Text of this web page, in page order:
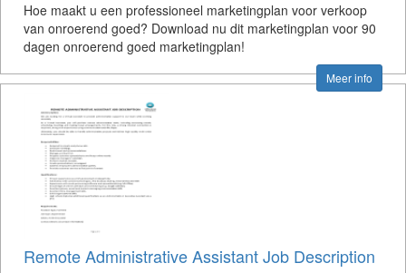
Hoe maakt u een professioneel marketingplan voor verkoop
van onroerend goed? Download nu dit marketingplan voor 90
dagen onroerend goed marketingplan!
Meer info
Remote Administrative Assistant Job Description